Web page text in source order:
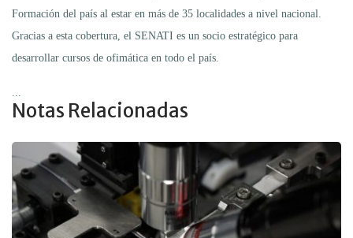
Formación del país al estar en más de 35 localidades a nivel nacional.
Gracias a esta cobertura, el SENATI es un socio estratégico para
desarrollar cursos de ofimática en todo el país.
Notas Relacionadas